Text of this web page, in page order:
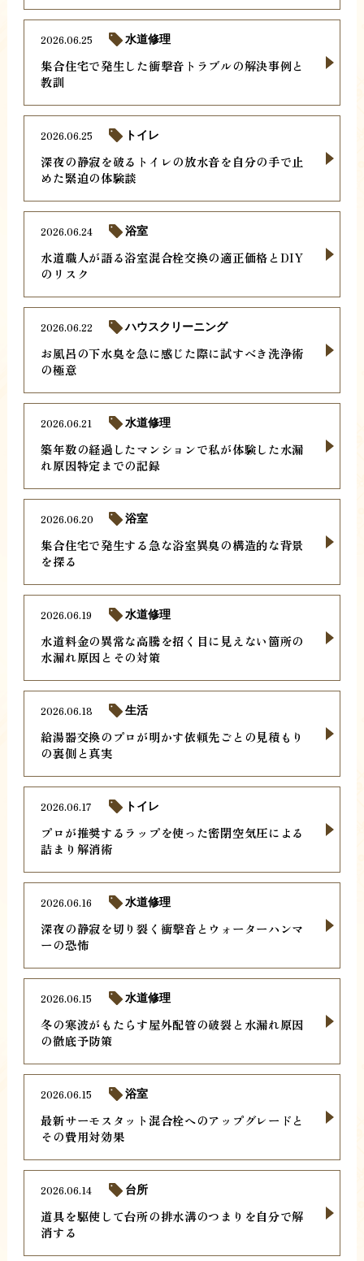
集合住宅で発生した衝撃音トラブルの解決事例と
教訓
2026.06.25 水道修理
深夜の静寂を破るトイレの放水音を自分の手で止
めた緊迫の体験談
2026.06.25 トイレ
水道職人が語る浴室混合栓交換の適正価格とDIY
のリスク
2026.06.24 浴室
お風呂の下水臭を急に感じた際に試すべき洗浄術
の極意
2026.06.22 ハウスクリーニング
築年数の経過したマンションで私が体験した水漏
れ原因特定までの記録
2026.06.21 水道修理
集合住宅で発生する急な浴室異臭の構造的な背景
を探る
2026.06.20 浴室
水道料金の異常な高騰を招く目に見えない箇所の
水漏れ原因とその対策
2026.06.19 水道修理
給湯器交換のプロが明かす依頼先ごとの見積もり
の裏側と真実
2026.06.18 生活
プロが推奨するラップを使った密閉空気圧による
詰まり解消術
2026.06.17 トイレ
深夜の静寂を切り裂く衝撃音とウォーターハンマ
ーの恐怖
2026.06.16 水道修理
冬の寒波がもたらす屋外配管の破裂と水漏れ原因
の徹底予防策
2026.06.15 水道修理
最新サーモスタット混合栓へのアップグレードと
その費用対効果
2026.06.15 浴室
道具を駆使して台所の排水溝のつまりを自分で解
消する
2026.06.14 台所